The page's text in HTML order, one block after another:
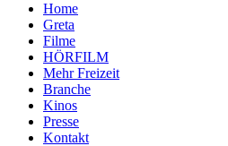
Home
Greta
Filme
HÖRFILM
Mehr Freizeit
Branche
Kinos
Presse
Kontakt